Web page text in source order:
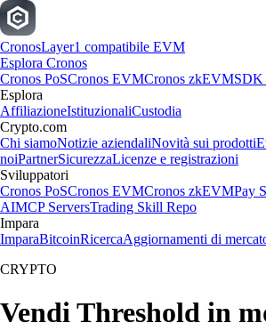
CronosLayer1 compatibile EVM
Esplora Cronos
Cronos PoSCronos EVMCronos zkEVMSDK
Esplora
AffiliazioneIstituzionaliCustodia
Crypto.com
Chi siamoNotizie aziendaliNovità sui prodotti
noiPartnerSicurezzaLicenze e registrazioni
Sviluppatori
Cronos PoSCronos EVMCronos zkEVMPay
AIMCP ServersTrading Skill Repo
Impara
ImparaBitcoinRicercaAggiornamenti di
CRYPTO
Vendi Threshold in